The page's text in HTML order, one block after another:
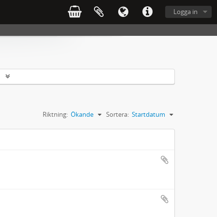
Logga in
Sortera: Startdatum
Riktning: Ökande